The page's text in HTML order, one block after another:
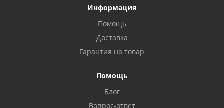
Информация
Помощь
Доставка
Гарантия на товар
Помощь
Блог
Вопрос-ответ